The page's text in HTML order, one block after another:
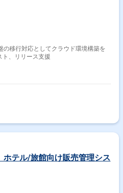
の移行対応としてクラウド環境構築を
スト、リリース支援
ホテル/旅館向け販売管理シス